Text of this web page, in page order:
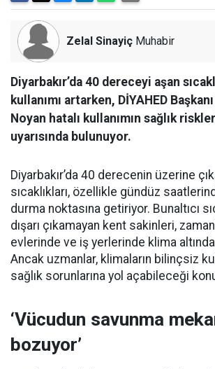
Zelal Sinayiç Muhabir
Diyarbakır’da 40 dereceyi aşan
kullanımı artarken, DİYAHED
Noyan hatalı kullanımın sağlık
uyarısında bulunuyor.
Diyarbakır’da 40 derecenin üzerine
sıcaklıkları, özellikle gündüz
durma noktasına getiriyor. Bunaltıcı
dışarı çıkamayan kent sakinleri,
evlerinde ve iş yerlerinde klima
Ancak uzmanlar, klimaların bilinçsiz
sağlık sorunlarına yol açabileceği
‘Vücudun savunma
bozuyor’